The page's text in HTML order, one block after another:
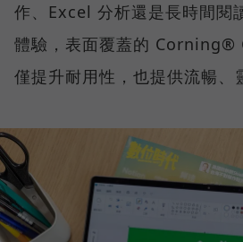
作、Excel 分析還是長時間閱
體驗，表面覆蓋的
僅提升耐用性，也提供流暢、